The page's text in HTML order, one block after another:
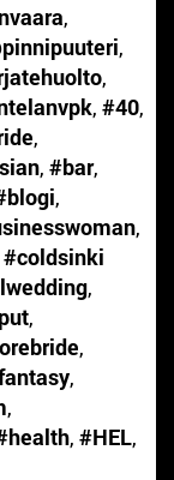
,
,
,
, #40,
,
, #bar,
,
,
,
,
,
,
,
, #HEL,